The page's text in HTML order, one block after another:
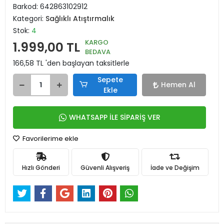
Barkod: 642863102912
Kategori: Sağlıklı Atıştırmalık
Stok: 4
1.999,00 TL KARGO
BEDAVA
166,58 TL 'den başlayan taksitlerle
Sepete
Ekle
Hemen Al
WHATSAPP İLE SİPARİŞ VER
Favorilerime ekle
Hızlı Gönderi Güvenli Alışveriş İade ve Değişim